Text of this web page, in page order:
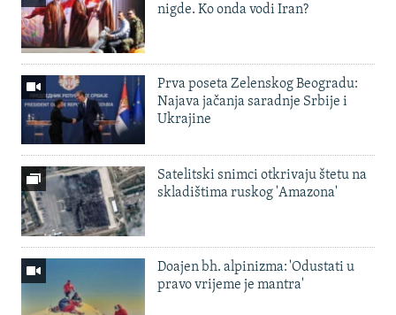
nigde. Ko onda vodi Iran?
Prva poseta Zelenskog Beogradu:
Najava jačanja saradnje Srbije i
Ukrajine
Satelitski snimci otkrivaju štetu na
skladištima ruskog 'Amazona'
Doajen bh. alpinizma: 'Odustati u
pravo vrijeme je mantra'